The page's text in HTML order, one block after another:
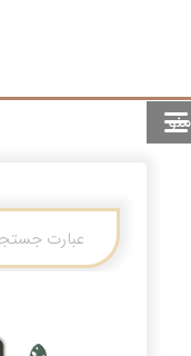
منو